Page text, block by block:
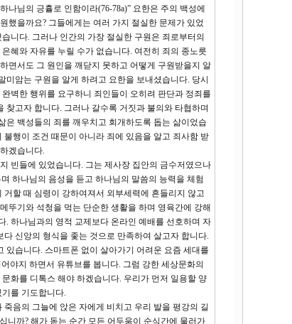
님의 긍휼로 인함이라(76-78a)” 요한은 주의 백성에
했을까요? 그들에게는 여러 가지 절실한 문제가 있었
니다. 그러나 인간의 가장 절실한 구원은 죄로부터의
혜와 자유를 누릴 수가 없습니다. 여전히 죄의 종노릇
면서도 그 원인을 깨닫지 못하고 어떻게 구원받을지 알
암는 구원을 알게 하려고 요한을 보내셨습니다. 당시
벽한 행위를 요구하니 죄인들이 오히려 판단과 정죄를
고자 합니다. 그러나 갈수록 거짓과 불의와 타협하며
은 백성들의 죄를 깨우치고 회개하도록 돕는 삶이었습
행이 조건 때문이 아니라 죄에 있음을 알고 죄사함 받
겠습니다.
빈들에 있었습니다. 그는 제사장 집안의 금수저였으나
하나님의 음성을 듣고 하나님의 말씀의 능력을 체험
할 때 심령이 강하여져서 외부세력에 흔들리지 않고
뚜기와 석청을 먹는 단순한 생활을 하며 영육간에 강해
. 하나님과의 영적 교제보다 온라인 예배를 선호하며 자
신앙의 형식을 좇는 것으로 만족하여 살고자 합니다.
있습니다. 스마트폰 없이 살아가기 어려운 요즘 세대를
야지 하면서 유튜브를 봅니다. 그럼 강한 세상문화의
화를 디톡스 해야 하겠습니다. 우리가 먼저 일용할 양
를 기도합니다.
음의 그늘에 앉은 자에게 비치고 우리 발을 평강의 길
니까? 해가 돋는 순간 모든 어두움이 순식간에 물러가